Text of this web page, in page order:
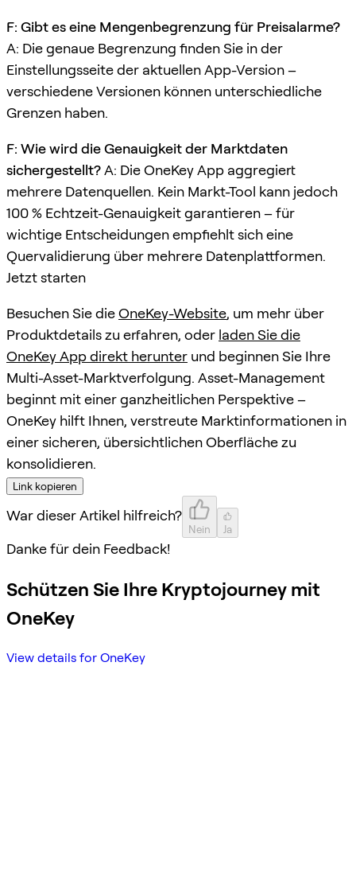
F: Gibt es eine Mengenbegrenzung für Preisalarme?
A: Die genaue Begrenzung finden Sie in der
Einstellungsseite der aktuellen App-Version –
verschiedene Versionen können unterschiedliche
Grenzen haben.
F: Wie wird die Genauigkeit der Marktdaten
sichergestellt?A: Die OneKey App aggregiert
mehrere Datenquellen. Kein Markt-Tool kann jedoch
100 % Echtzeit-Genauigkeit garantieren – für
wichtige Entscheidungen empfiehlt sich eine
Quervalidierung über mehrere Datenplattformen.
Jetzt starten
Besuchen Sie dieOneKey-Website, um mehr über
Produktdetails zu erfahren, oder laden Sie die
OneKey App direkt herunter und beginnen Sie Ihre
Multi-Asset-Marktverfolgung. Asset-Management
beginnt mit einer ganzheitlichen Perspektive –
OneKey hilft Ihnen, verstreute Marktinformationen in
einer sicheren, übersichtlichen Oberfläche zu
konsolidieren.
Link kopieren
War dieser Artikel hilfreich?
Nein Ja
Danke für dein Feedback!
Schützen Sie Ihre Kryptojourney mit
OneKey
View details for OneKey